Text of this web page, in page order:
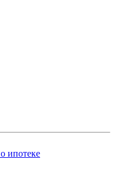
ипотеке